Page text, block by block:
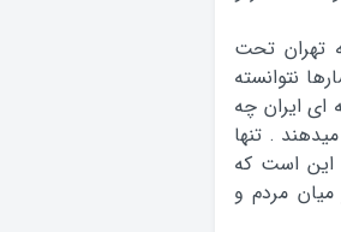
تهران تحت
نتوانسته
ای ایران چه
. تنها
این است که
مردم و